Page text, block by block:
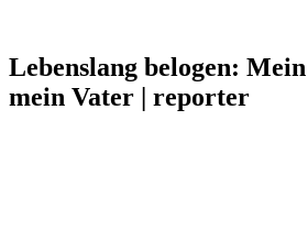
Lebenslang belogen:
mein Vater | reporter